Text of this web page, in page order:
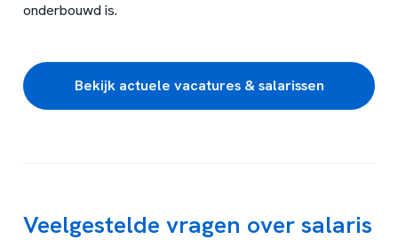
onderbouwd is.
Bekijk actuele vacatures & salarissen
Veelgestelde vragen over salaris